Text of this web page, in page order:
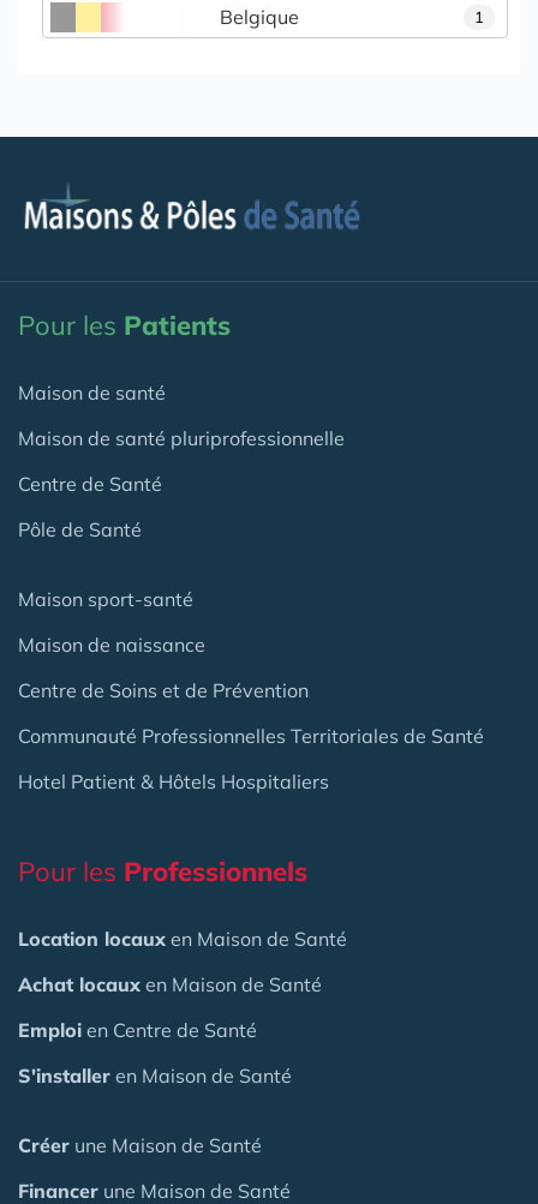
Belgique 1
Pour les Patients
Maison de santé
Maison de santé pluriprofessionnelle
Centre de Santé
Pôle de Santé
Maison sport-santé
Maison de naissance
Centre de Soins et de Prévention
Communauté Professionnelles Territoriales de Santé
Hotel Patient & Hôtels Hospitaliers
Pour les Professionnels
Location locaux en Maison de Santé
Achat locaux en Maison de Santé
Emploi en Centre de Santé
S'installer en Maison de Santé
Créer une Maison de Santé
Financer une Maison de Santé